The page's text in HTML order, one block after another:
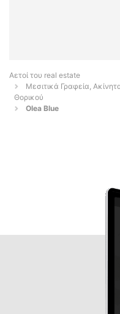
Αετοί του real estate
Μεσιτικά Γραφεία,
Θορικού
Olea Blue